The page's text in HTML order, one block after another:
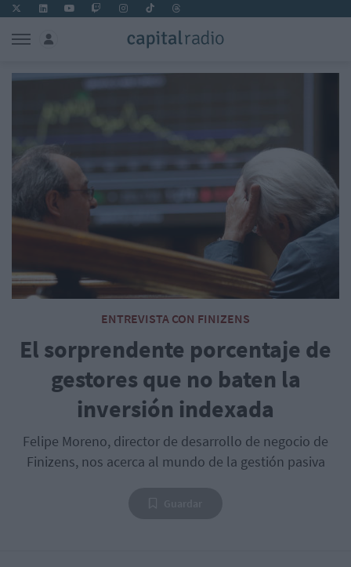
ENTREVISTA CON FINIZENS
El sorprendente porcentaje de
gestores que no baten la
inversión indexada
Felipe Moreno, director de desarrollo de negocio de
Finizens, nos acerca al mundo de la gestión pasiva